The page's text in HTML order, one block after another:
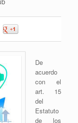
De
acuerdo
con el
art. 15
del
Estatuto
de los